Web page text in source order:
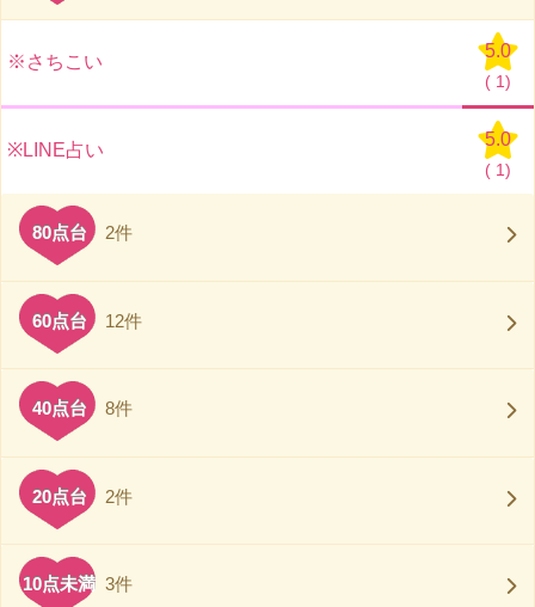
※さちこい
5.0
( 1)
※LINE占い
5.0
( 1)
80点台 2件
60点台 12件
40点台 8件
20点台 2件
10点未満 3件